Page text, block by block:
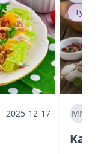
2025-12-17 ММ